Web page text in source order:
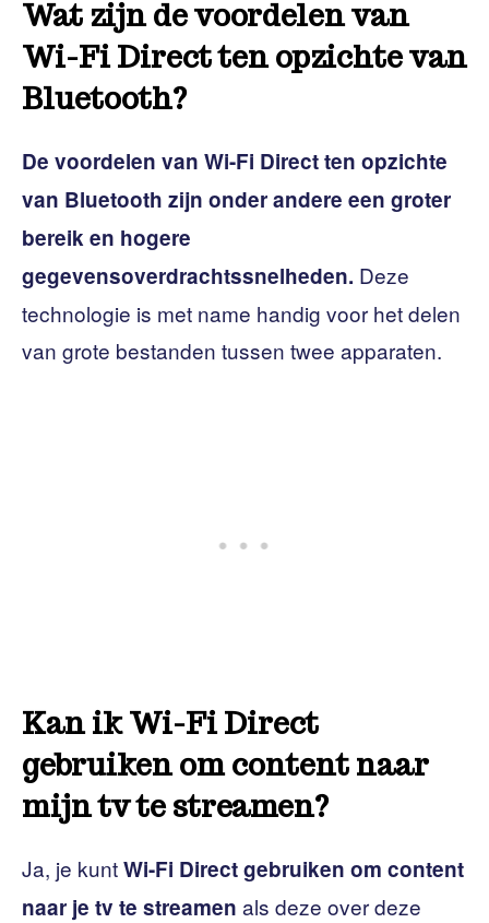
Wat zijn de voordelen van
Wi-Fi Direct ten opzichte van
Bluetooth?
De voordelen van Wi-Fi Direct ten opzichte
van Bluetooth zijn onder andere een groter
bereik en hogere
gegevensoverdrachtssnelheden. Deze
technologie is met name handig voor het delen
van grote bestanden tussen twee apparaten.
Kan ik Wi-Fi Direct
gebruiken om content naar
mijn tv te streamen?
Ja, je kuntWi-Fi Direct gebruiken om content
naar je tv te streamen als deze over deze